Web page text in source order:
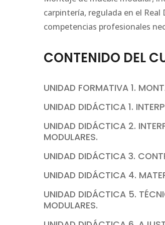
carpintería, regulada en el
competencias profesionales
CONTENIDO DEL
UNIDAD FORMATIVA 1.
UNIDAD DIDÁCTICA 1.
UNIDAD DIDÁCTICA 2.
MODULARES.
UNIDAD DIDÁCTICA 3.
UNIDAD DIDÁCTICA 4.
UNIDAD DIDÁCTICA 5.
MODULARES.